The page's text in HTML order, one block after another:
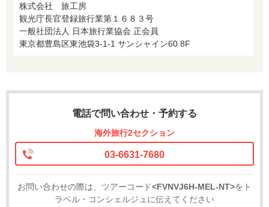
株式会社 旅工房
観光庁長官登録旅行業第１６８３号
一般社団法人 日本旅行業協会 正会員
東京都豊島区東池袋3-1-1 サンシャイン60 8F
電話で問い合わせ・予約する
海外旅行2セクション
03-6631-7680
お問い合わせの際は、ツアーコード<FVNVJ6H-MEL-NT>をト
ラベル・コンシェルジュに伝えてください